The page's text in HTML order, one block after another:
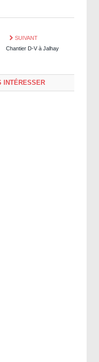
SUIVANT
Chantier D-V à Jalhay
INTÉRESSER